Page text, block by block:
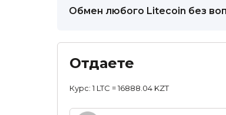
Обмен любого Litecoin без
Отдаете
Курс:1 LTC = 16888.04 KZT